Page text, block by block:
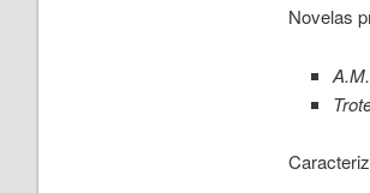
Novelas